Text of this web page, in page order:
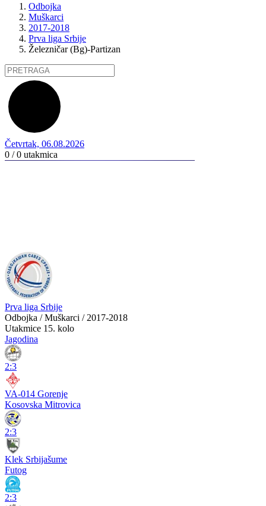
Odbojka
Muškarci
2017-2018
Prva liga Srbije
Železničar (Bg)-Partizan
Četvrtak, 06.08.2026
0 / 0 utakmica
Prva liga Srbije
Odbojka / Muškarci / 2017-2018
Utakmice 15. kolo
Jagodina
2:3
VA-014 Gorenje
Kosovska Mitrovica
2:3
Klek Srbijašume
Futog
2:3